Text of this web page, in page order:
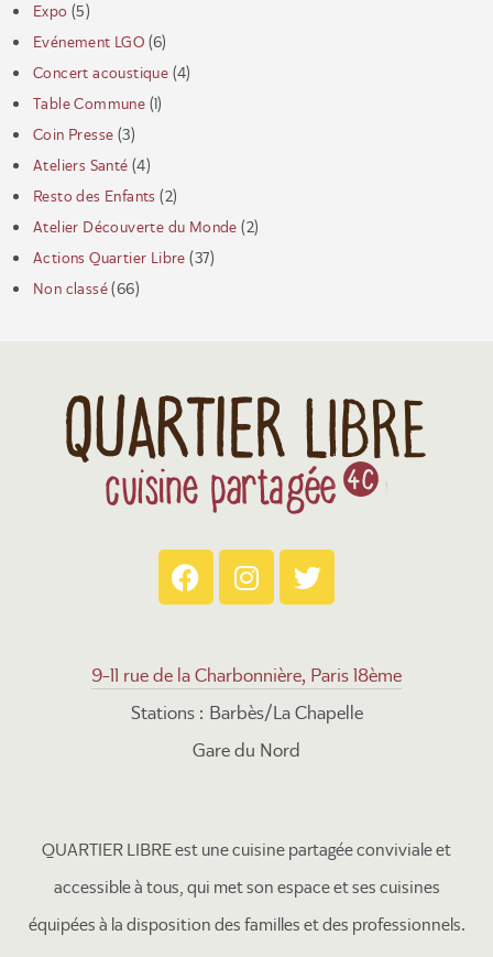
Expo (5)
Evénement LGO (6)
Concert acoustique (4)
Table Commune (1)
Coin Presse (3)
Ateliers Santé (4)
Resto des Enfants (2)
Atelier Découverte du Monde (2)
Actions Quartier Libre (37)
Non classé(66)
9-11 rue de la Charbonnière, Paris 18ème
Stations : Barbès/La Chapelle
Gare du Nord
QUARTIER LIBRE est une cuisine partagée conviviale et
accessible à tous, qui met son espace et ses cuisines
équipées à la disposition des familles et des professionnels.